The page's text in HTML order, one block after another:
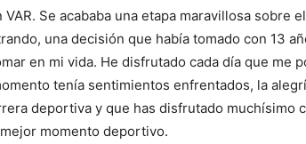
Se acababa una etapa maravillosa sobre
una decisión que había tomado con 13
en mi vida. He disfrutado cada día que me
tenía sentimientos enfrentados, la
deportiva y que has disfrutado muchísimo
momento deportivo.